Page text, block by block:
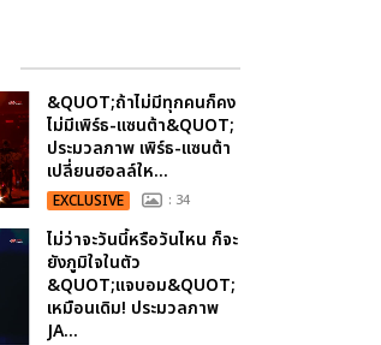
&QUOT;ถ้าไม่มีทุกคนก็คง
ไม่มีเพิร์ธ-แซนต้า&QUOT;
ประมวลภาพ เพิร์ธ-แซนต้า
เปลี่ยนฮอลล์ให...
EXCLUSIVE : 34
ไม่ว่าจะวันนี้หรือวันไหน ก็จะ
ยังภูมิใจในตัว
&QUOT;แจบอม&QUOT;
เหมือนเดิม! ประมวลภาพ
JA...